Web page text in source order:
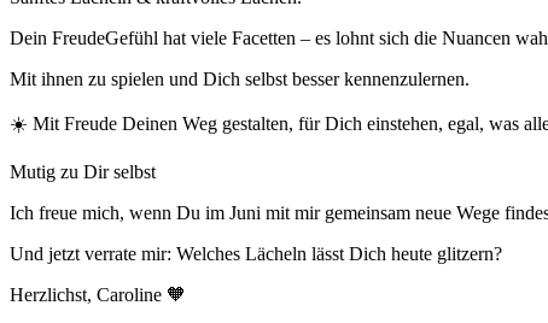
Dein FreudeGefühl hat viele Facetten – es lohnt sich die Nuancen
Mit ihnen zu spielen und Dich selbst besser kennenzulernen.
☀️ Mit Freude Deinen Weg gestalten, für Dich einstehen, egal, was
Mutig zu Dir selbst
Ich freue mich, wenn Du im Juni mit mir gemeinsam neue Wege
Und jetzt verrate mir: Welches Lächeln lässt Dich heute glitzern?
Herzlichst, Caroline 🧡